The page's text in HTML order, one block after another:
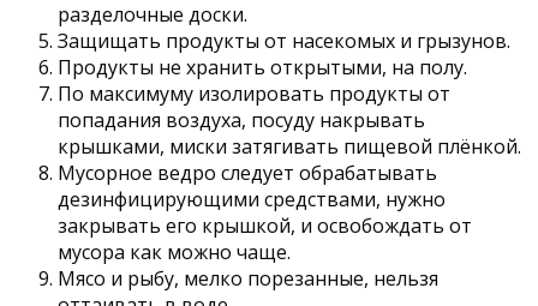
разделочные доски.
Защищать продукты от насекомых и грызунов.
Продукты не хранить открытыми, на полу.
По максимуму изолировать продукты от
попадания воздуха, посуду накрывать
крышками, миски затягивать пищевой плёнкой.
Мусорное ведро следует обрабатывать
дезинфицирующими средствами, нужно
закрывать его крышкой, и освобождать от
мусора как можно чаще.
Мясо и рыбу, мелко порезанные, нельзя